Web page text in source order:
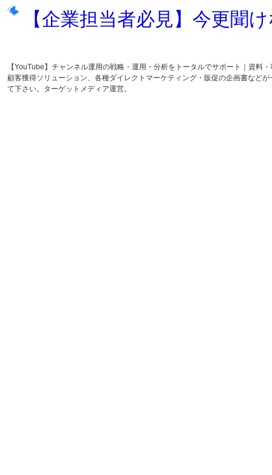
【企業担当者必見】今更聞
【YouTube】チャンネル運用の戦略・運用・分析をトータルでサポート｜資
顧客獲得ソリューション、各種ダイレクトマーケティング・販促の企画書など
て下さい。ターゲットメディア運営。